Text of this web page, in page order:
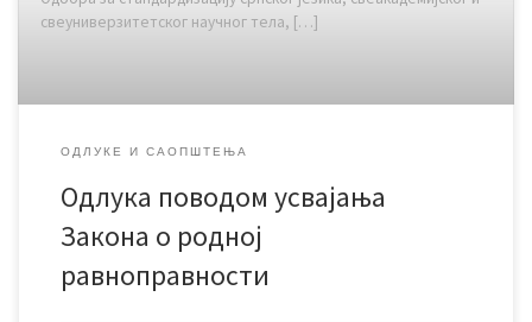
свеуниверзитетског научног тела, […]
ОДЛУКЕ И САОПШТЕЊА
Одлука поводом усвајања
Закона о родној
равноправности